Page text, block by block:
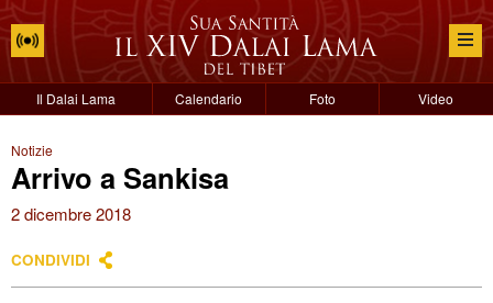
Il Dalai Lama Calendario Foto Video
Notizie
Arrivo a Sankisa
2 dicembre 2018
CONDIVIDI